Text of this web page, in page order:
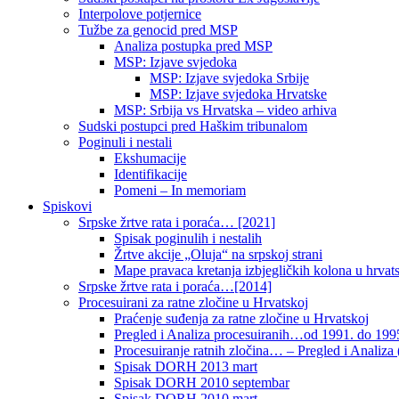
Interpolove potjernice
Tužbe za genocid pred MSP
Analiza postupka pred MSP
MSP: Izjave svjedoka
MSP: Izjave svjedoka Srbije
MSP: Izjave svjedoka Hrvatske
MSP: Srbija vs Hrvatska – video arhiva
Sudski postupci pred Haškim tribunalom
Poginuli i nestali
Ekshumacije
Identifikacije
Pomeni – In memoriam
Spiskovi
Srpske žrtve rata i poraća… [2021]
Spisak poginulih i nestalih
Žrtve akcije „Oluja“ na srpskoj strani
Mape pravaca kretanja izbjegličkih kolona u
Srpske žrtve rata i poraća…[2014]
Procesuirani za ratne zločine u Hrvatskoj
Praćenje suđenja za ratne zločine u Hrvatskoj
Pregled i Analiza procesuiranih…od 1991. do
Procesuiranje ratnih zločina… – Pregled i Analiza
Spisak DORH 2013 mart
Spisak DORH 2010 septembar